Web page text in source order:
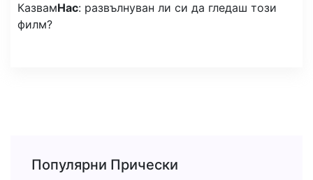
КазвамНас: развълнуван ли си да гледаш този
филм?
Популярни Прически